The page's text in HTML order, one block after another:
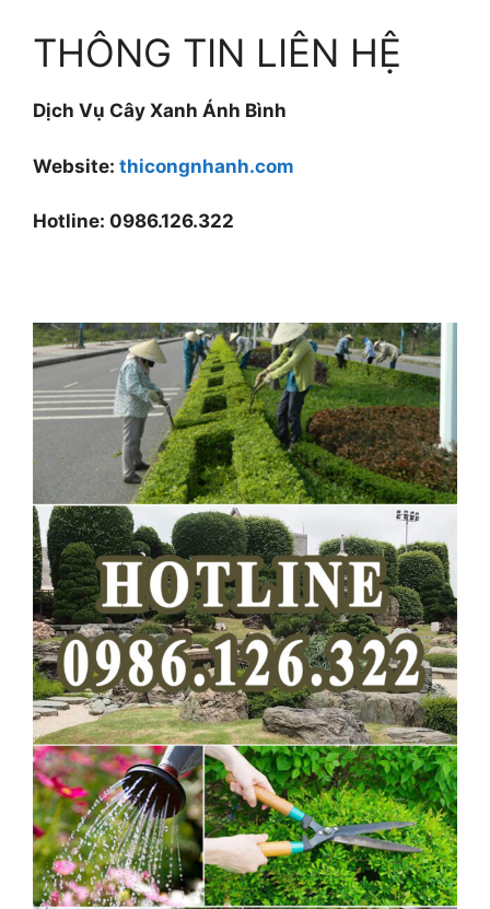
THÔNG TIN LIÊN HỆ
Dịch Vụ Cây Xanh Ánh Bình
Website: thicongnhanh.com
Hotline: 0986.126.322